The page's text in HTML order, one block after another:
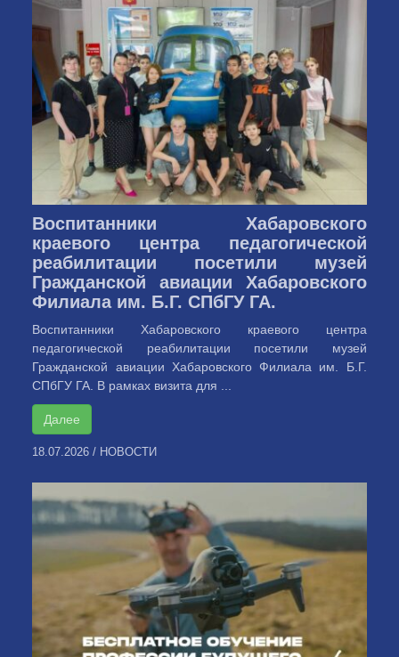
Воспитанники Хабаровского
краевого центра педагогической
реабилитации посетили музей
Гражданской авиации Хабаровского
Филиала им. Б.Г. СПбГУ ГА.
Воспитанники Хабаровского краевого центра
педагогической реабилитации посетили музей
Гражданской авиации Хабаровского Филиала им. Б.Г.
СПбГУ ГА. В рамках визита для ...
Далее
18.07.2026 / НОВОСТИ